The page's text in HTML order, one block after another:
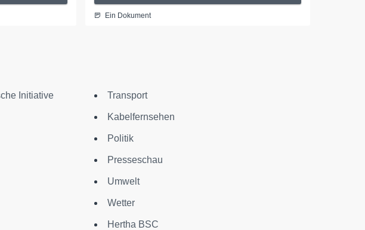
Ein Dokument
Initiative Transport
Kabelfernsehen
Politik
Presseschau
Umwelt
Wetter
Hertha BSC